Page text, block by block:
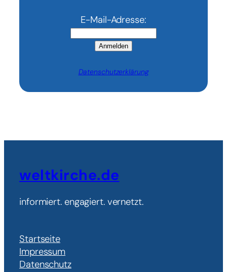
E-Mail-Adresse:
Anmelden
Datenschutzerklärung
weltkirche.de
informiert. engagiert. vernetzt.
Startseite
Impressum
Datenschutz